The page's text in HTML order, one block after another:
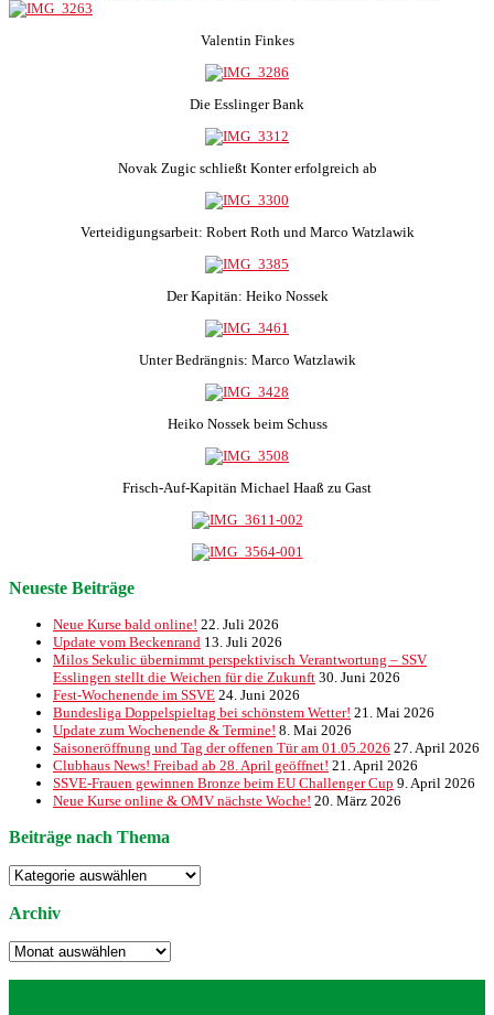
Valentin Finkes
Die Esslinger Bank
Novak Zugic schließt Konter erfolgreich ab
Verteidigungsarbeit: Robert Roth und Marco Watzlawik
Der Kapitän: Heiko Nossek
Unter Bedrängnis: Marco Watzlawik
Heiko Nossek beim Schuss
Frisch-Auf-Kapitän Michael Haaß zu Gast
Neueste Beiträge
Neue Kurse bald online! 22. Juli 2026
Update vom Beckenrand 13. Juli 2026
Milos Sekulic übernimmt perspektivisch Verantwortung – SSV
Esslingen stellt die Weichen für die Zukunft 30. Juni 2026
Fest-Wochenende im SSVE 24. Juni 2026
Bundesliga Doppelspieltag bei schönstem Wetter! 21. Mai 2026
Update zum Wochenende & Termine! 8. Mai 2026
Saisoneröffnung und Tag der offenen Tür am 01.05.2026 27. April 2026
Clubhaus News! Freibad ab 28. April geöffnet! 21. April 2026
SSVE-Frauen gewinnen Bronze beim EU Challenger Cup 9. April 2026
Neue Kurse online & OMV nächste Woche! 20. März 2026
Beiträge nach Thema
Beiträge
nach
Thema
Archiv
Archiv